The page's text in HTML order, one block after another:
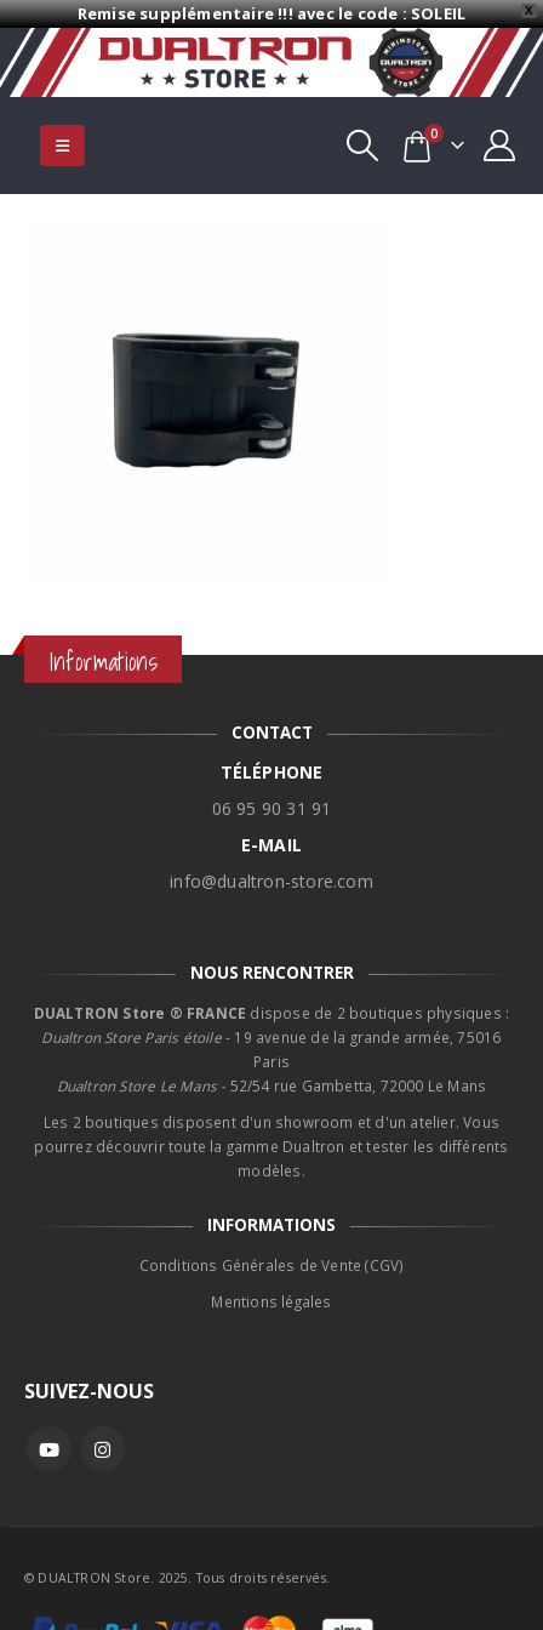
X
Remise supplémentaire !!! avec le code : SOLEIL
0
Informations
CONTACT
TÉLÉPHONE
06 95 90 31 91
E-MAIL
info@dualtron-store.com
NOUS RENCONTRER
DUALTRON Store ® FRANCE dispose de 2 boutiques physiques :
Dualtron Store Paris étoile- 19 avenue de la grande armée, 75016
Paris
Dualtron Store Le Mans - 52/54 rue Gambetta, 72000 Le Mans
Les 2 boutiques disposent d'un showroom et d'un atelier. Vous
pourrez découvrir toute la gamme Dualtron et tester les différents
modèles.
INFORMATIONS
Conditions Générales de Vente (CGV)
Mentions légales
SUIVEZ-NOUS
© DUALTRON Store. 2025. Tous droits réservés.